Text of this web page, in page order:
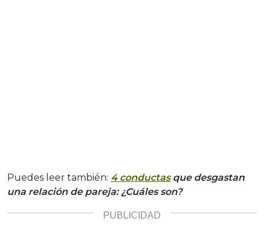
Puedes leer también: 4 conductasque desgastan
una relación de pareja: ¿Cuáles son?